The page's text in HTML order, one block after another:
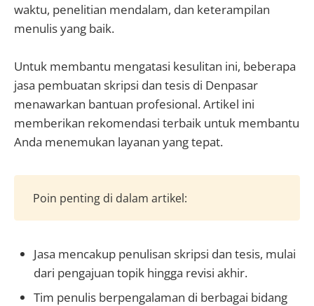
waktu, penelitian mendalam, dan keterampilan
menulis yang baik.
Untuk membantu mengatasi kesulitan ini, beberapa
jasa pembuatan skripsi dan tesis di Denpasar
menawarkan bantuan profesional. Artikel ini
memberikan rekomendasi terbaik untuk membantu
Anda menemukan layanan yang tepat.
Poin penting di dalam artikel:
Jasa mencakup penulisan skripsi dan tesis, mulai
dari pengajuan topik hingga revisi akhir.
Tim penulis berpengalaman di berbagai bidang